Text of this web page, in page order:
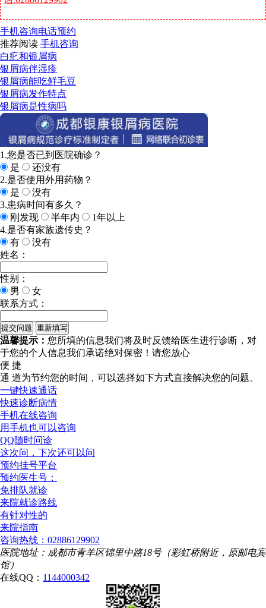
手机咨询电话预约
推荐阅读 手机咨询
白疕和银屑病
银屑病伴湿疹
银屑病能吃鲜毛豆
银屑病发作特点
银屑病是性病吗
1.您是否已到医院确诊？
是
还没有
2.是否使用外用药物？
是
没有
3.患病时间有多久？
刚发现
半年内
1年以上
4.是否有家族遗传史？
有
没有
姓名：
性别：
男
女
联系方式：
温馨提示： 您所填的信息我们将及时反馈给医生进行诊断，对
于您的个人信息我们承诺绝对保密！请您放心
便 捷
通 道为节约您的时间，可以选择如下方式直接解决您的问题。
一键快速通话
快速诊断病情
手机在线咨询
用手机也可以咨询
QQ随时问诊
这次问，下次还可以问
预约挂号平台
预约医生号：
免排队就诊
来院就诊路线
有针对性的
来院指南
咨询热线：02886129902
医院地址：成都市青羊区锦里中路18号（彩虹桥附近，原邮电宾
馆）
在线QQ： 1144000342